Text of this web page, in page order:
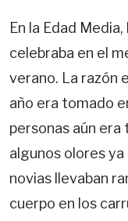
En la Edad
celebraba en el
verano. La razón
año era tomado
personas aún era
algunos olores
novias llevaban
cuerpo en los